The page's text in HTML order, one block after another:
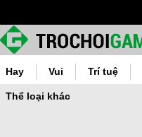
Hay Vui Trí tuệ
Thể loại khác